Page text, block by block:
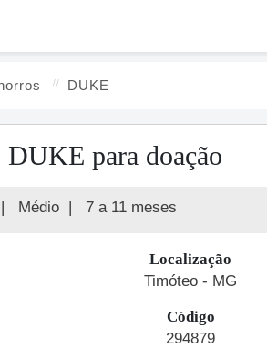
s DUKE
DUKE para doação
| Médio | 7 a 11 meses
Localização
Timóteo - MG
Código
294879